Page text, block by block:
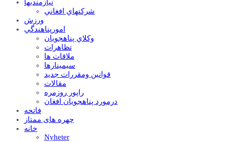
نيازمنديها
شرکتهاي افغاني
ورزش
امورپناهندگي
وکلاي پناهجويان
تظاهرات
ملاقات ها
سيمينارها
قوانين ومقررات جديد
مقالات
راپور روزمره
درمورد پناهجويان افغان
فاتحه
چهره های ممتاز
خانه
Nyheter